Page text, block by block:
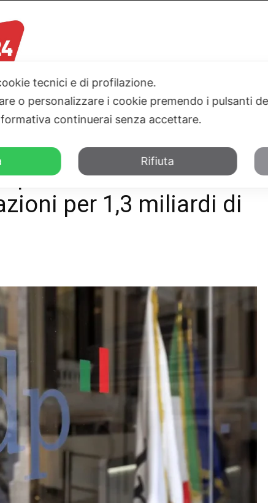
PARLAMENTO SICILIA SALUTE SPORT
e Prestiti dà il
per 1,3 miliardi di
tecnici e di profilazione.
o personalizzare i cookie premendo i pulsanti
continuerai senza accettare.
Rifiuta